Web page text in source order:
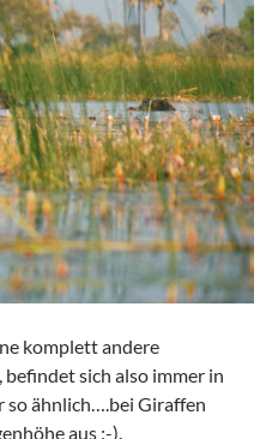
komplett andere
sich also immer in
so ähnlich….bei Giraffen
aus :-).